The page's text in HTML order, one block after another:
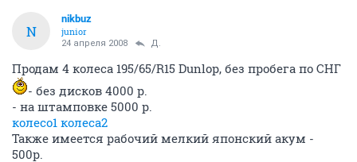
N
nikbuz
junior
24 апреля 2008 Д.
Продам 4 колеса 195/65/R15 Dunlop, без пробега по СНГ
- без дисков 4000 р.
- на штамповке 5000 р.
колесо1 колеса2
Также имеется рабочий мелкий японский акум -
500р.